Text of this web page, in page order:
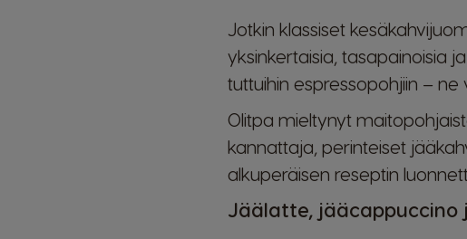
Jotkin klassiset
yksinkertaisia, tasapainoisia
tuttuihin espressopohjiin – ne
Olitpa mieltynyt
kannattaja, perinteiset
alkuperäisen reseptin
Jäälatte, jääcappuccino